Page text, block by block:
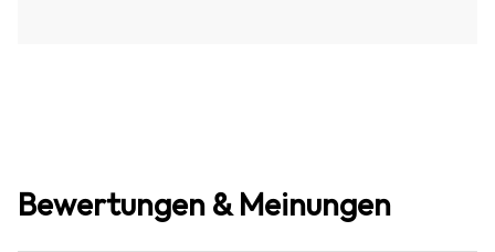
Bewertungen & Meinungen